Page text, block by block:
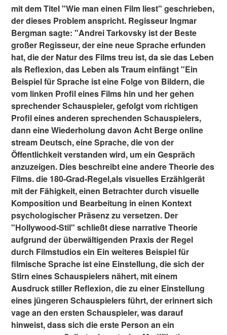
mit dem Titel "Wie man einen Film liest" geschrieben,
der dieses Problem anspricht. Regisseur Ingmar
Bergman sagte: "Andrei Tarkovsky ist der Beste
großer Regisseur, der eine neue Sprache erfunden
hat, die der Natur des Films treu ist, da sie das Leben
als Reflexion, das Leben als Traum einfängt "Ein
Beispiel für Sprache ist eine Folge von Bildern, die
vom linken Profil eines Films hin und her gehen
sprechender Schauspieler, gefolgt vom richtigen
Profil eines anderen sprechenden Schauspielers,
dann eine Wiederholung davon Acht Berge online
stream Deutsch, eine Sprache, die von der
Öffentlichkeit verstanden wird, um ein Gespräch
anzuzeigen. Dies beschreibt eine andere Theorie des
Films. die 180-Grad-Regel,als visuelles Erzählgerät
mit der Fähigkeit, einen Betrachter durch visuelle
Komposition und Bearbeitung in einen Kontext
psychologischer Präsenz zu versetzen. Der
"Hollywood-Stil" schließt diese narrative Theorie
aufgrund der überwältigenden Praxis der Regel
durch Filmstudios ein Ein weiteres Beispiel für
filmische Sprache ist eine Einstellung, die sich der
Stirn eines Schauspielers nähert, mit einem
Ausdruck stiller Reflexion, die zu einer Einstellung
eines jüngeren Schauspielers führt, der erinnert sich
vage an den ersten Schauspieler, was darauf
hinweist, dass sich die erste Person an ein